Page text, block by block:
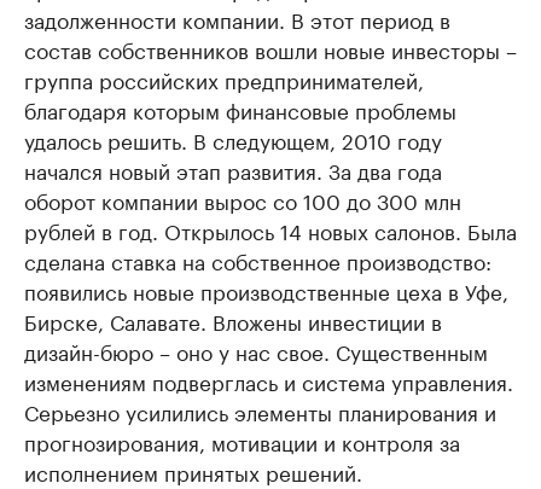
задолженности компании. В этот период в
состав собственников вошли новые инвесторы –
группа российских предпринимателей,
благодаря которым финансовые проблемы
удалось решить. В следующем, 2010 году
начался новый этап развития. За два года
оборот компании вырос со 100 до 300 млн
рублей в год. Открылось 14 новых салонов. Была
сделана ставка на собственное производство:
появились новые производственные цеха в Уфе,
Бирске, Салавате. Вложены инвестиции в
дизайн-бюро – оно у нас свое. Существенным
изменениям подверглась и система управления.
Серьезно усилились элементы планирования и
прогнозирования, мотивации и контроля за
исполнением принятых решений.